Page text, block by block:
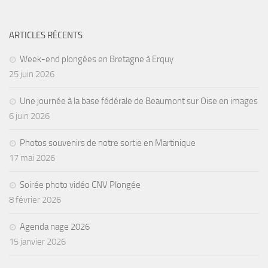
Les Palmes du Lac
Résultats Compétitions
MATERIEL
Section Matériel
Occasions
ARTICLES RÉCENTS
Week-end plongées en Bretagne à Erquy
25 juin 2026
Une journée à la base fédérale de Beaumont sur Oise en images
6 juin 2026
Photos souvenirs de notre sortie en Martinique
17 mai 2026
Soirée photo vidéo CNV Plongée
8 février 2026
Agenda nage 2026
15 janvier 2026